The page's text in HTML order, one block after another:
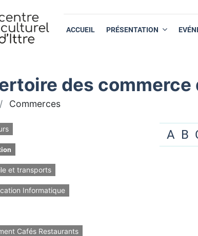
ACCUEIL PRÉSENTATION
des commerce
Commerces
et transports
Informatique
Cafés Restaurants
A B